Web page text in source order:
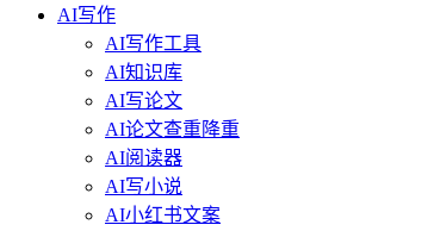
AI写作
AI写作工具
AI知识库
AI写论文
AI论文查重降重
AI阅读器
AI写小说
AI小红书文案